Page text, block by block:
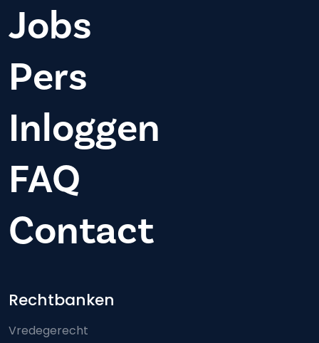
Jobs
Pers
Inloggen
FAQ
Contact
Footer-menu
Rechtbanken
Vredegerecht